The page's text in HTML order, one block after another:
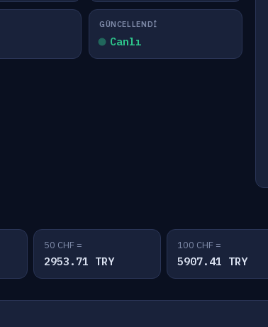
GÜNCELLENDI
Canlı
50 CHF =
2953.71 TRY
100 CHF =
5907.41 TRY